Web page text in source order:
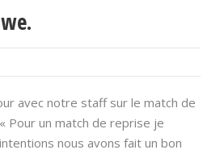
avec notre staff sur le match de
Pour un match de reprise je
nous avons fait un bon